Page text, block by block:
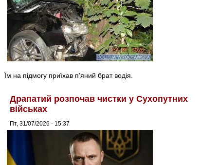
Їм на підмогу приїхав п’яний брат водія.
Драпатий розпочав чистки у Сухопутних
військах
Пт, 31/07/2026 - 15:37